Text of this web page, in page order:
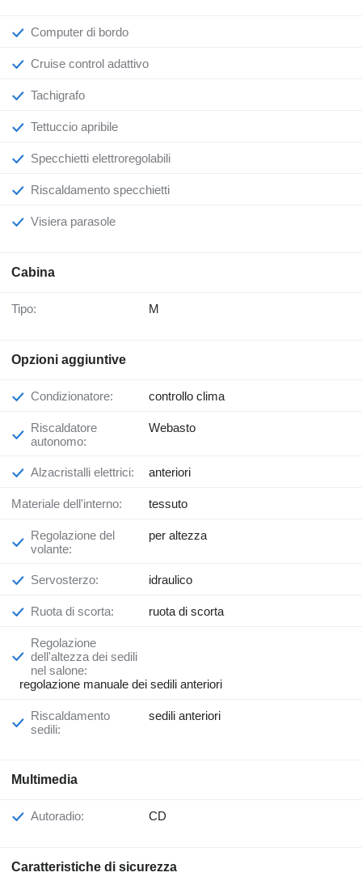
Computer di bordo
Cruise control adattivo
Tachigrafo
Tettuccio apribile
Specchietti elettroregolabili
Riscaldamento specchietti
Visiera parasole
Cabina
Tipo: M
Opzioni aggiuntive
Condizionatore: controllo clima
Riscaldatore
autonomo:
Webasto
Alzacristalli elettrici: anteriori
Materiale dell'interno: tessuto
Regolazione del
volante:
per altezza
Servosterzo: idraulico
Ruota di scorta: ruota di scorta
Regolazione
dell'altezza dei sedili
nel salone:
regolazione manuale dei sedili anteriori
Riscaldamento
sedili:
sedili anteriori
Multimedia
Autoradio: CD
Caratteristiche di sicurezza